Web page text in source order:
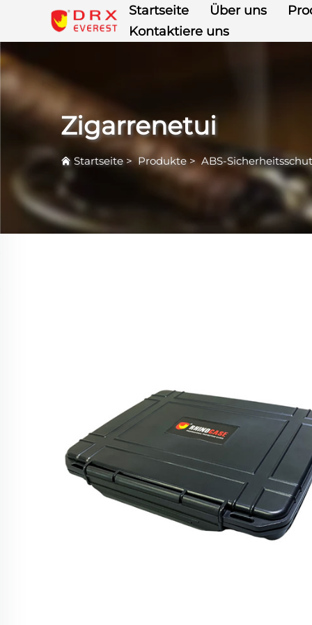
Startseite Über uns
Kontaktiere uns
Zigarrenetui
Startseite >Produkte>ABS-